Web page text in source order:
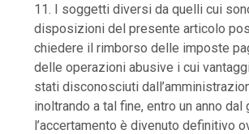
11. I soggetti diversi da quelli cui
disposizioni del presente articolo
chiedere il rimborso delle imposte
delle operazioni abusive i cui
stati disconosciuti
inoltrando a tal fine, entro un anno dal
l’accertamento è divenuto definitivo